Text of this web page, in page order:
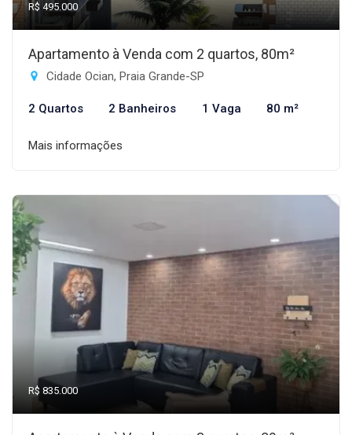
R$ 495.000
Apartamento à Venda com 2 quartos, 80m²
Cidade Ocian, Praia Grande-SP
2 Quartos 2 Banheiros 1 Vaga 80 m²
Mais informações
R$ 835.000